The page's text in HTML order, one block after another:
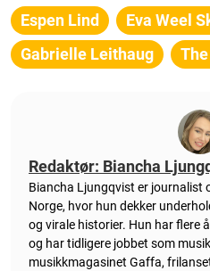
Espen Lind
Eva Weel
Gabrielle Leithaug
Redaktør: Biancha
Biancha Ljungqvist er journalist
Norge, hvor hun dekker
og virale historier. Hun har flere
og har tidligere jobbet som
musikkmagasinet Gaffa,